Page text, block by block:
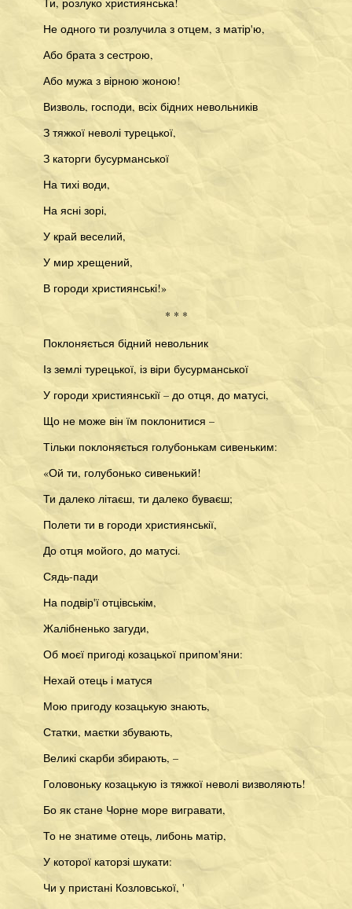
Не одного ти розлучила з отцем, з матір'ю,
Або брата з сестрою,
Або мужа з вірною жоною!
Визволь, господи, всіх бідних невольників
З тяжкої неволі турецької,
З каторги бусурманської
На тихі води,
На ясні зорі,
У край веселий,
У мир хрещений,
В городи християнські!»
* * *
Поклоняється бідний невольник
Із землі турецької, із віри бусурманської
У городи християнськії – до отця, до матусі,
Що не може він їм поклонитися –
Тільки поклоняється голубонькам сивеньким:
«Ой ти, голубонько сивенький!
Ти далеко літаєш, ти далеко буваєш;
Полети ти в городи християнськії,
До отця мойого, до матусі.
Сядь-пади
На подвір'ї отцівськім,
Жалібненько загуди,
Об моєї пригоді козацької припом'яни:
Нехай отець і матуся
Мою пригоду козацькую знають,
Статки, маєтки збувають,
Великі скарби збирають, –
Головоньку козацькую із тяжкої неволі визволяють!
Бо як стане Чорне море вигравати,
То не знатиме отець, либонь матір,
У которої каторзі шукати:
Чи у пристані Козловської, '